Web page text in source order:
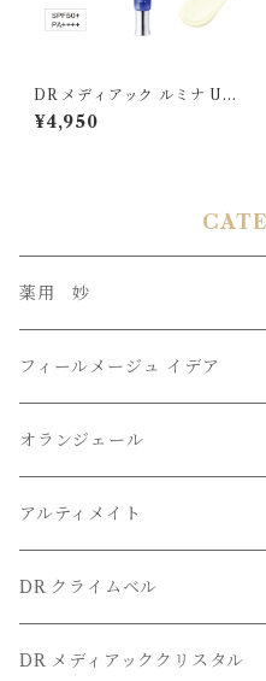
DR メディアック ルミナ UV
ミルク〈薬用シワ改善美白乳
液〉 40mL 医薬部外品 SP
¥4,950
薬用 妙
フィールメージュ イデア
オランジェール
アルティメイト
DR クライムベル
DR メディアッククリスタル